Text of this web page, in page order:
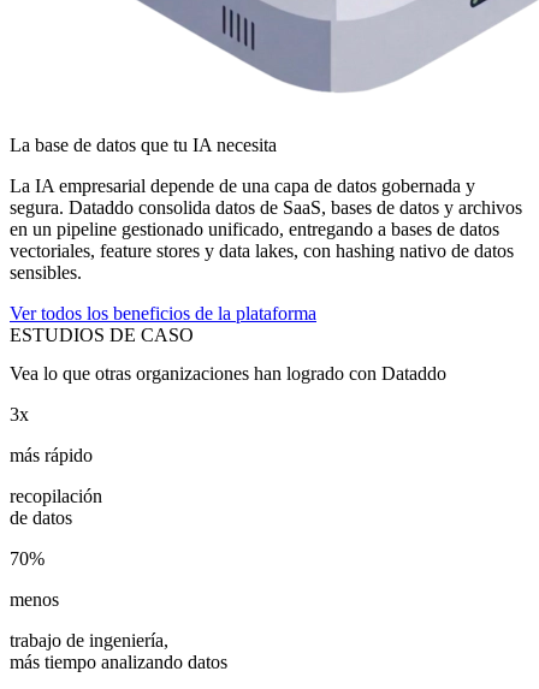
La base de datos que tu IA necesita
La IA empresarial depende de una capa de datos gobernada y
segura. Dataddo consolida datos de SaaS, bases de datos y archivos
en un pipeline gestionado unificado, entregando a bases de datos
vectoriales, feature stores y data lakes, con hashing nativo de datos
sensibles.
Ver todos los beneficios de la plataforma
ESTUDIOS DE CASO
Vea lo que otras organizaciones han logrado con Dataddo
3x
más rápido
recopilación
de datos
70%
menos
trabajo de ingeniería,
más tiempo analizando datos